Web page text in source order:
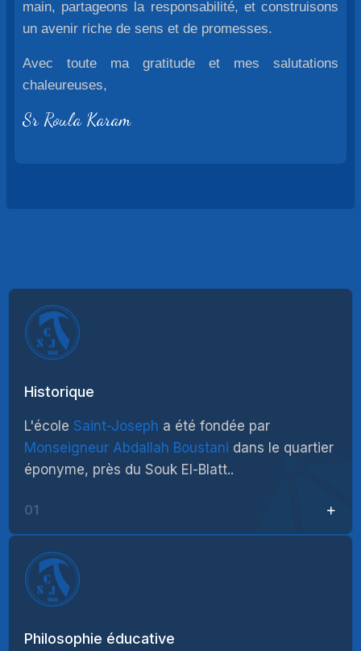
main, partageons la responsabilité, et construisons
un avenir riche de sens et de promesses.
Avec toute ma gratitude et mes salutations
chaleureuses,
Sr Roula Karam
Historique
L'école Saint-Joseph a été fondée par
Monseigneur Abdallah Boustani dans le quartier
éponyme, près du Souk El-Blatt..
01
Philosophie éducative